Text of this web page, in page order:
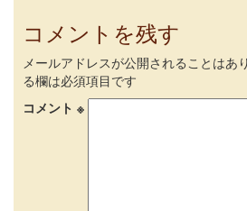
コメントを残す
メールアドレスが公開されることはあ
る欄は必須項目です
コメント ※